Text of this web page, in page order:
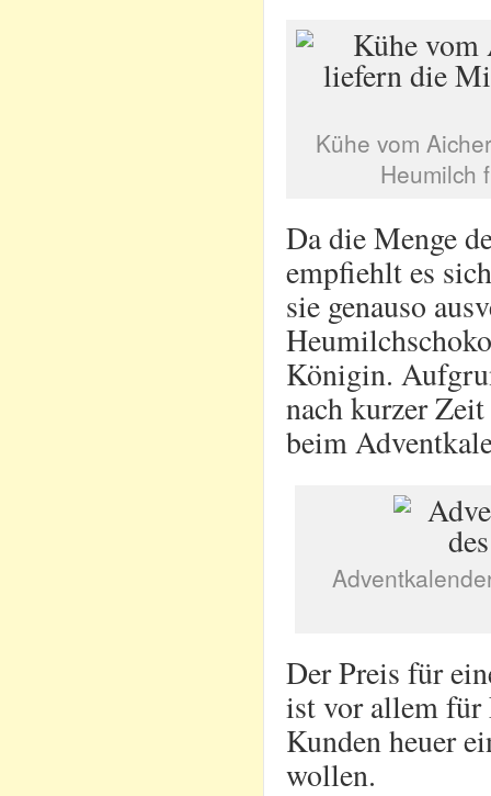
Kühe vom
Heumilch
Da die Menge
empfiehlt es
sie genauso
Königin.
nach kurzer
beim
Der Preis für
ist vor allem für
Kunden heuer
wollen.